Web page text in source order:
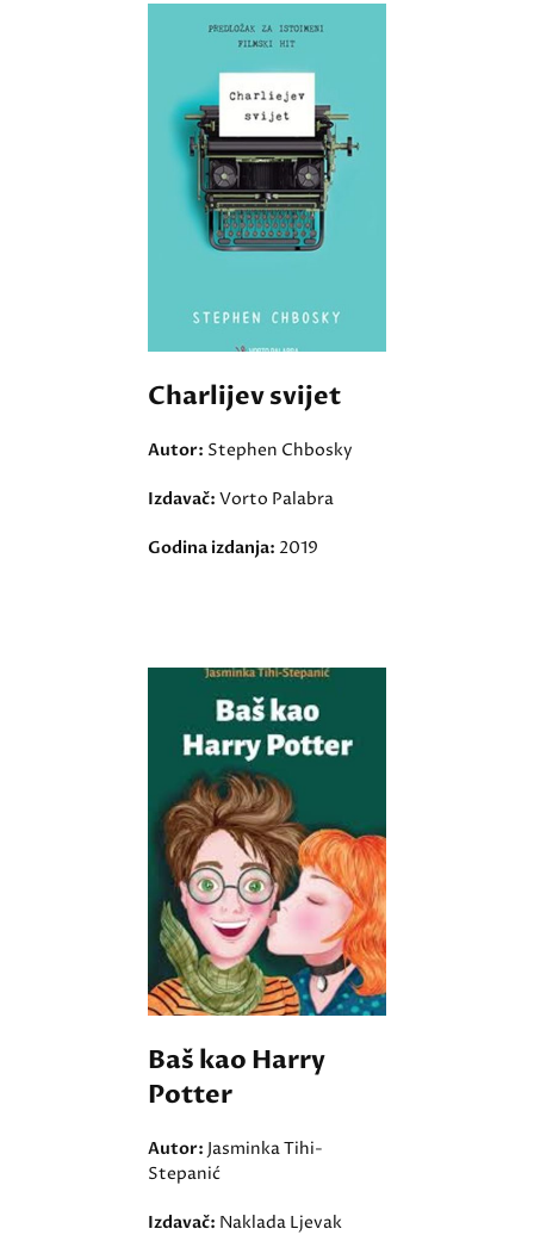
Charlijev svijet
Autor: Stephen Chbosky
Izdavač: Vorto Palabra
Godina izdanja: 2019
Baš kao Harry
Potter
Autor: Jasminka Tihi-
Stepanić
Izdavač: Naklada Ljevak